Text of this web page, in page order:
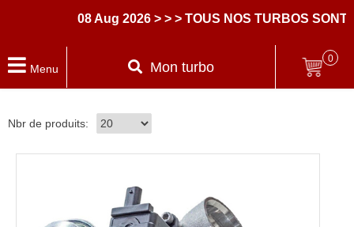
08 Aug 2026 > > > TOUS NOS TURBOS SONT
Menu Mon turbo
0
Nbr de produits: